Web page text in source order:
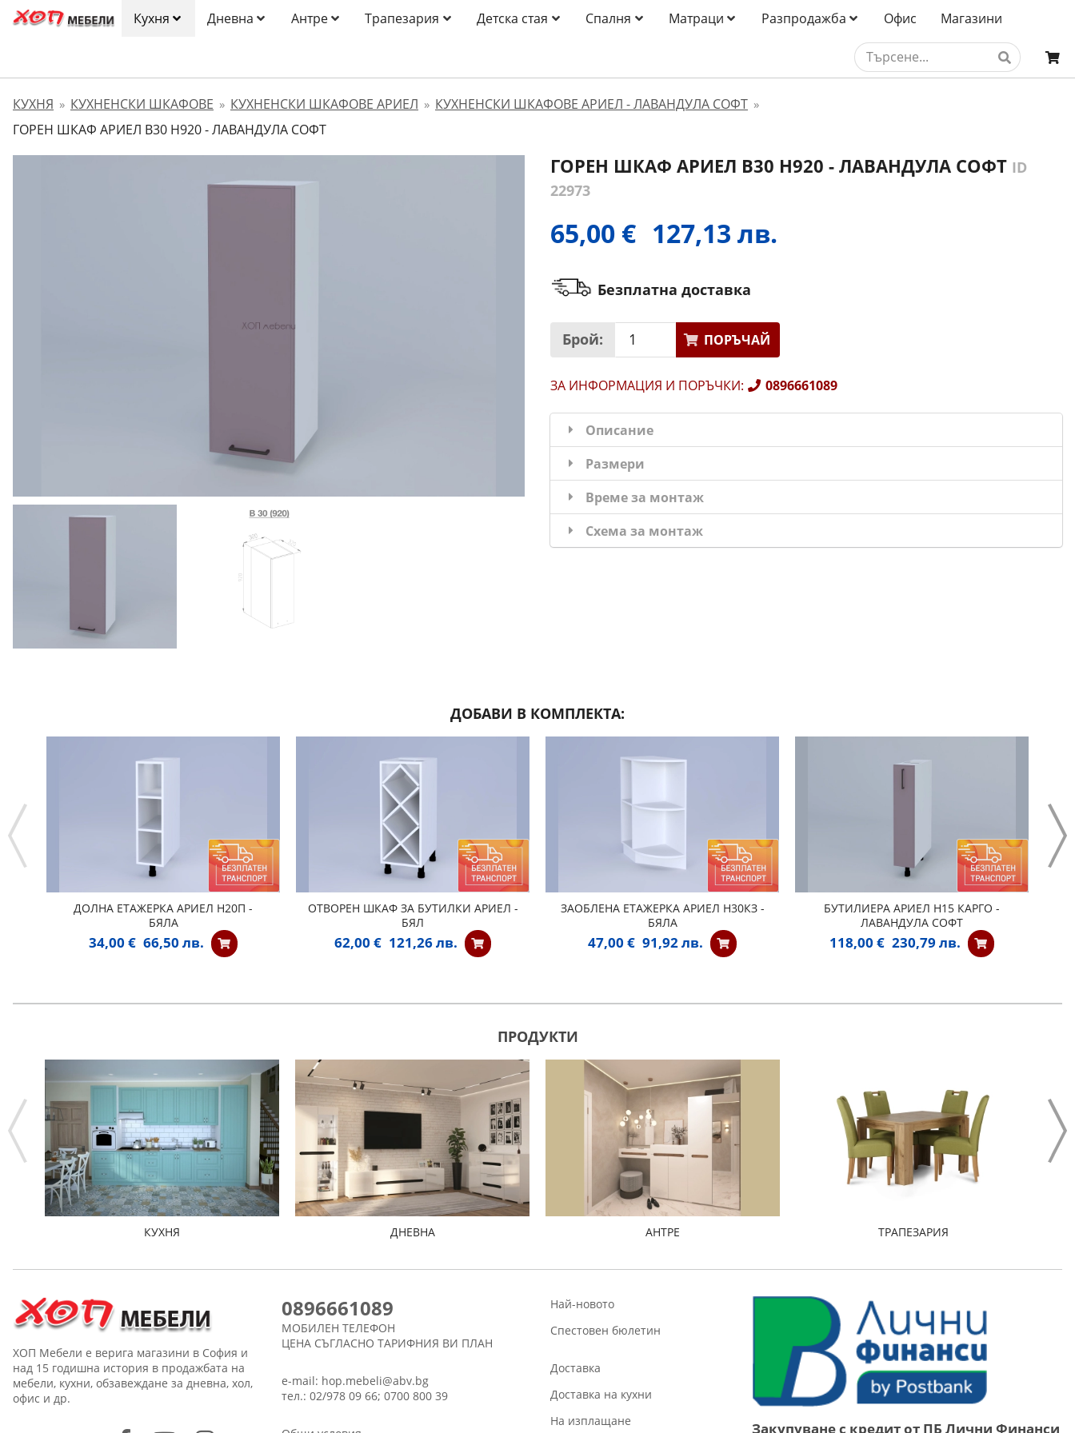
Кухня Дневна Антре Трапезария Детска стая Спалня Матраци Разпродажба Офис Магазини
КУХНЯ » КУХНЕНСКИ ШКАФОВЕ » КУХНЕНСКИ ШКАФОВЕ АРИЕЛ » КУХНЕНСКИ ШКАФОВЕ АРИЕЛ - ЛАВАНДУЛА СОФТ »
ГОРЕН ШКАФ АРИЕЛ B30 H920 - ЛАВАНДУЛА СОФТ
ГОРЕН ШКАФ АРИЕЛ B30 H920 - ЛАВАНДУЛА СОФТ ID
22973
65,00 € 127,13 лв.
Безплатна доставка
Брой: ПОРЪЧАЙ
ЗА ИНФОРМАЦИЯ И ПОРЪЧКИ: 0896661089
Описание
Размери
Време за монтаж
Схема за монтаж
ДОБАВИ В КОМПЛЕКТА:
ДОЛНА ЕТАЖЕРКА АРИЕЛ Н20П -
БЯЛА
34,00 € 66,50 лв.
ОТВОРЕН ШКАФ ЗА БУТИЛКИ АРИЕЛ -
БЯЛ
62,00 € 121,26 лв.
ЗАОБЛЕНА ЕТАЖЕРКА АРИЕЛ Н30КЗ -
БЯЛА
47,00 € 91,92 лв.
БУТИЛИЕРА АРИЕЛ Н15 КАРГО -
ЛАВАНДУЛА СОФТ
118,00 € 230,79 лв.
ПРОДУКТИ
КУХНЯ ДНЕВНА АНТРЕ ТРАПЕЗАРИЯ
ХОП Мебели е верига магазини в София и
над 15 годишна история в продажбата на
мебели, кухни, обзавеждане за дневна, хол,
офис и др.
0896661089
МОБИЛЕН ТЕЛЕФОН
ЦЕНА СЪГЛАСНО ТАРИФНИЯ ВИ ПЛАН
e-mail: hop.mebeli@abv.bg
тел.: 02/978 09 66; 0700 800 39
Най-новото
Спестовен бюлетин
Доставка
Доставка на кухни
На изплащане
Закупуване с кредит от ПБ Лични Финанси